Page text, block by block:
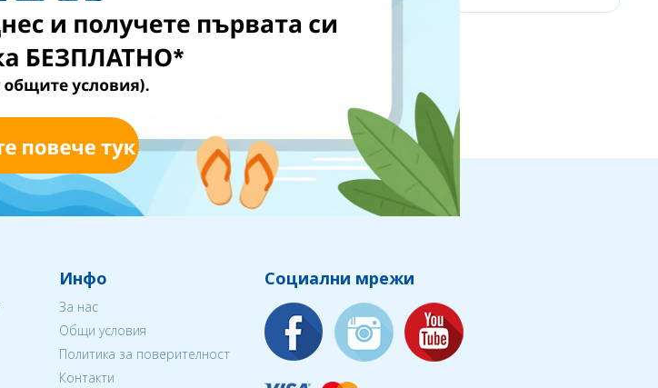
Инфо
За нас
Общи условия
Политика за поверителност
Контакти
Социални мрежи